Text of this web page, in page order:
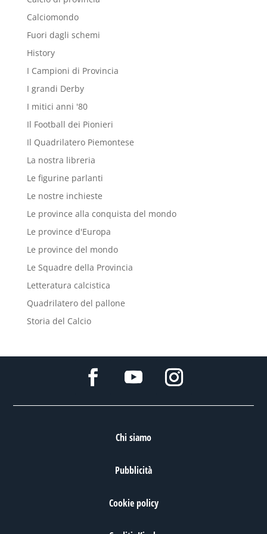
Calciomondo
Fuori dagli schemi
History
I Campioni di Provincia
I grandi Derby
I mitici anni '80
Il Football dei Pionieri
Il Quadrilatero Piemontese
La nostra libreria
Le figurine parlanti
Le nostre inchieste
Le province alla conquista del mondo
Le province d'Europa
Le province del mondo
Le Squadre della Provincia
Letteratura calcistica
Quadrilatero del pallone
Storia del Calcio
Chi siamo
Pubblicità
Cookie policy